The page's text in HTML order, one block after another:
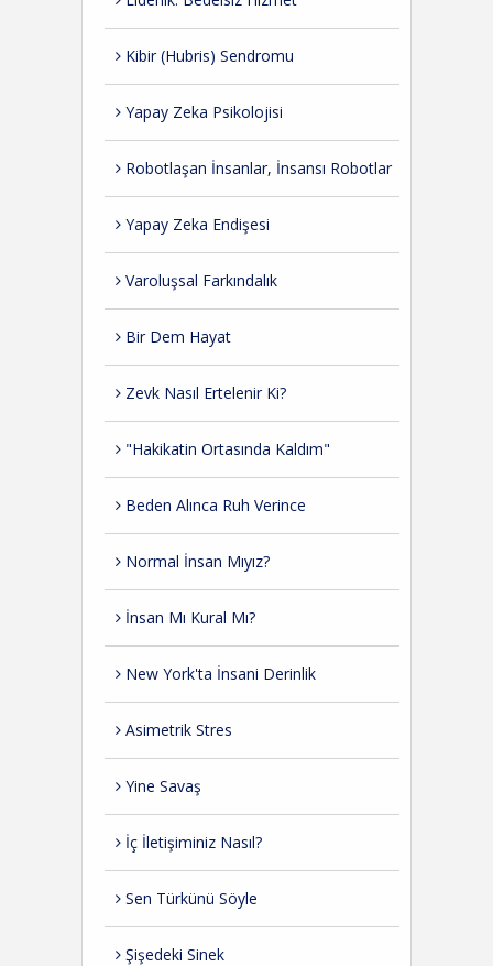
Kibir (Hubris) Sendromu
Yapay Zeka Psikolojisi
Robotlaşan İnsanlar, İnsansı Robotlar
Yapay Zeka Endişesi
Varoluşsal Farkındalık
Bir Dem Hayat
Zevk Nasıl Ertelenir Ki?
"Hakikatin Ortasında Kaldım"
Beden Alınca Ruh Verince
Normal İnsan Mıyız?
İnsan Mı Kural Mı?
New York'ta İnsani Derinlik
Asimetrik Stres
Yine Savaş
İç İletişiminiz Nasıl?
Sen Türkünü Söyle
Şişedeki Sinek